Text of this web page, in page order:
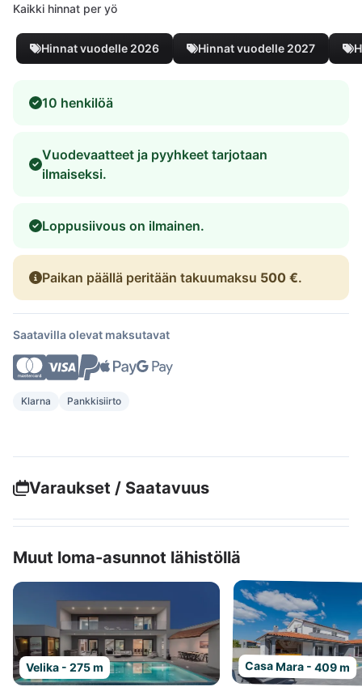
Kaikki hinnat per yö
Hinnat vuodelle 2026 Hinnat vuodelle 2027
10 henkilöä
Vuodevaatteet ja pyyhkeet tarjotaan
ilmaiseksi.
Loppusiivous on ilmainen.
Paikan päällä peritään takuumaksu 500 €.
Saatavilla olevat maksutavat
Klarna Pankkisiirto
Varaukset / Saatavuus
Muut loma-asunnot lähistöllä
Velika - 275 m Casa Mara - 409 m